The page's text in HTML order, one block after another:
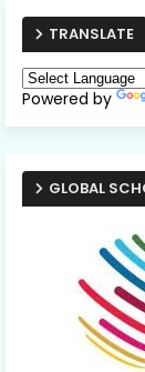
TRANSLATE
Powered by
GLOBAL